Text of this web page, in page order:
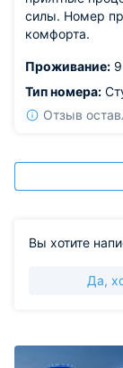
силы. Номер
комфорта.
Проживание:
Тип номера:
Отзыв
Вы хотите
Да,